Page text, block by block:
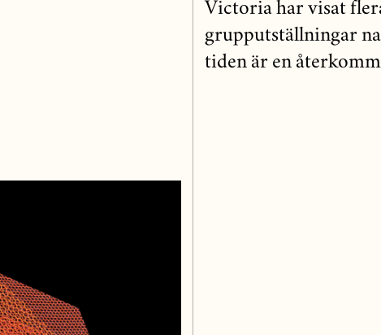
Victoria har visat
grupputställningar
tiden är en